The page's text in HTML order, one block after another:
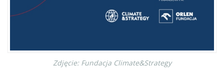
Zdjęcie: Fundacja Climate&Strategy